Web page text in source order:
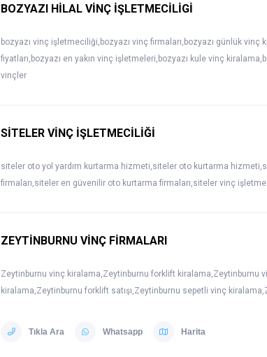
BOZYAZI HİLAL VİNÇ İŞLETMECİLİGİ
bozyazı vinç işletmeciliği,bozyazı vinç firmaları,bozyazı günlük
fiyatları,bozyazı en yakın vinç işletmeleri,bozyazı kule vinç
vinçler
SİTELER VİNÇ İŞLETMECİLİĞİ
siteler oto yol yardım kurtarma hizmeti,siteler oto kurtarma
firmaları,siteler en güvenilir oto kurtarma firmaları,siteler vinç
ZEYTİNBURNU VİNÇ FİRMALARI
Zeytinburnu vinç kiralama,Zeytinburnu forklift kiralama,Zeytinburnu
kiralama,Zeytinburnu forklift satışı,Zeytinburnu sepetli vinç
Tıkla Ara Whatsapp Harita